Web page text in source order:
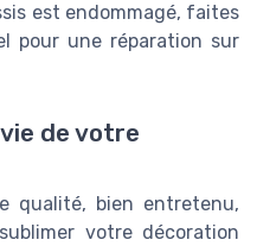
est endommagé, faites
pour une réparation sur
de votre
qualité, bien entretenu,
votre décoration